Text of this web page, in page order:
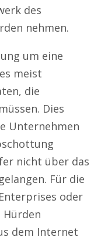
des
nehmen.
um eine
meist
die
Dies
Unternehmen
nicht über das
Für die
oder
Hürden
dem Internet